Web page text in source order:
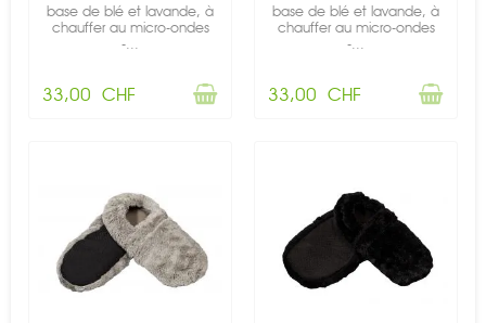
base de blé et lavande, à
chauffer au micro-ondes
-...
33,00 CHF
base de blé et lavande, à
chauffer au micro-ondes
-...
33,00 CHF